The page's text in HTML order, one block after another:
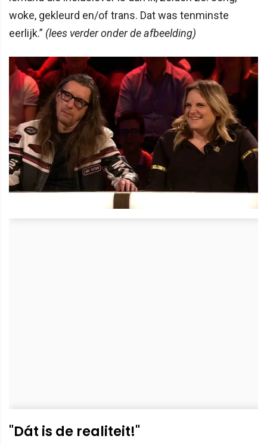
woke, gekleurd en/of trans. Dat was tenminste
eerlijk.” (lees verder onder de afbeelding)
"Dát is de realiteit!"